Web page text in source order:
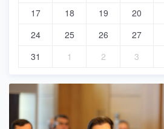
17
18 19 20
24
25 26 27
31
1 2 3